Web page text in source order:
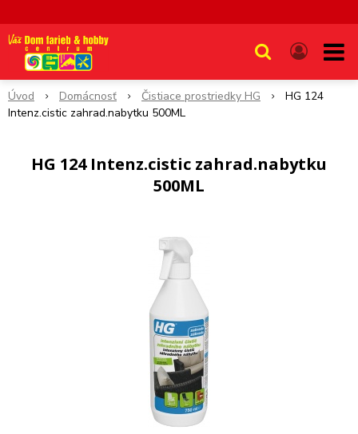
Úvod Domácnosť Čistiace prostriedky HG
HG 124
Intenz.cistic zahrad.nabytku 500ML
HG 124 Intenz.cistic zahrad.nabytku
500ML